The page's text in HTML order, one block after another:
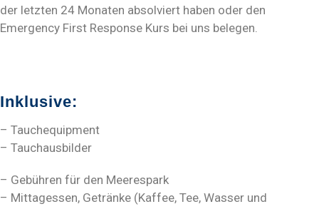
der letzten 24 Monaten absolviert haben oder den
Emergency First Response Kurs bei uns belegen.
Inklusive:
– Tauchequipment
– Tauchausbilder
– Gebühren für den Meerespark
– Mittagessen, Getränke (Kaffee, Tee, Wasser und